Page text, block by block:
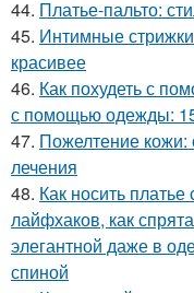
44. Платье-пальто:
45. Интимные
красивее
46. Как похудеть с
с помощью одежды:
47. Пожелтение
лечения
48. Как носить
лайфхаков, как
элегантной даже в
спиной